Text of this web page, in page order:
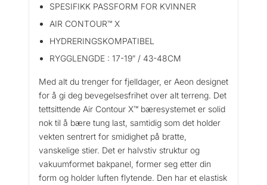
SPESIFIKK PASSFORM FOR KVINNER
AIR CONTOUR™ X
HYDRERINGSKOMPATIBEL
RYGGLENGDE : 17-19″ / 43-48CM
Med alt du trenger for fjelldager, er Aeon designet
for å gi deg bevegelsesfrihet over alt terreng. Det
tettsittende Air Contour X™ bæresystemet er solid
nok til å bære tung last, samtidig som det holder
vekten sentrert for smidighet på bratte,
vanskelige stier. Det er halvstiv struktur og
vakuumformet bakpanel, former seg etter din
form og holder luften flytende. Den har et elastisk